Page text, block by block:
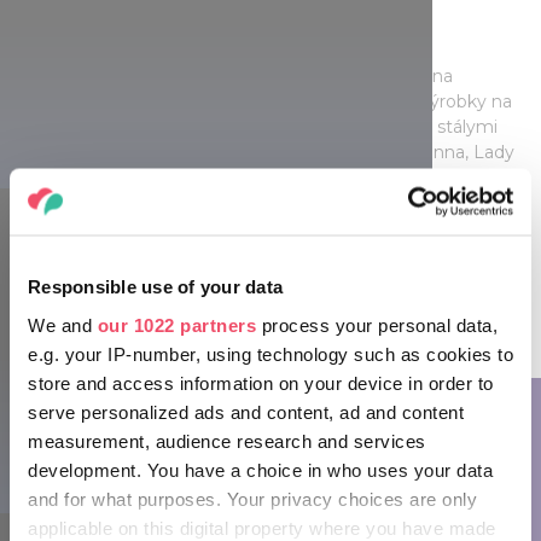
Responsible use of your data
We and our 1022 partners process your personal data,
e.g. your IP-number, using technology such as cookies to
store and access information on your device in order to
serve personalized ads and content, ad and content
measurement, audience research and services
development. You have a choice in who uses your data
and for what purposes. Your privacy choices are only
applicable on this digital property where you have made
Vo štvrti sa nachádzala aj skutočná kuriozita - slávna
manufaktúra na výrobu rukavíc v Pécsi. Kožené výrobky na
svetovej úrovni sú populárne nie len v Maďarsku - stálymi
zákazníkmi sú aj svetové hviezdy, napríklad Madonna, Lady
aj na filmovom plátne: Scarlett Johansson mala rukavice z
otvorenej manufaktúre a na výstave a v exkluzívnom
obchode si môžete vybrať aj z kúskov v krásnych farbách!